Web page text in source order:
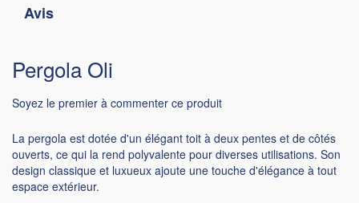
Pergola Oli
Soyez le premier à commenter ce produit
La pergola est dotée d'un élégant toit à deux pentes et de côtés
ouverts, ce qui la rend polyvalente pour diverses utilisations. Son
design classique et luxueux ajoute une touche d'élégance à tout
espace extérieur.
Avis